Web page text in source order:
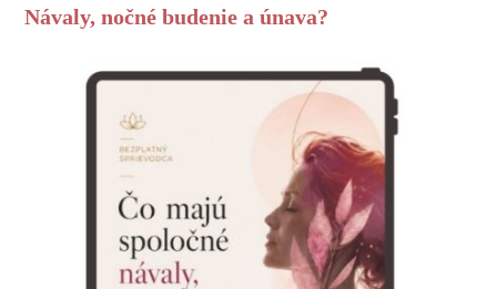
Návaly, nočné budenie a únava?